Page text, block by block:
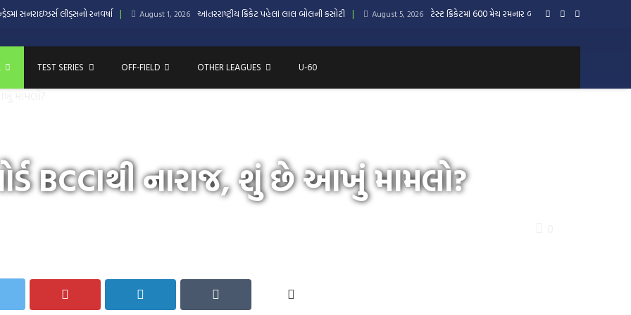
સનરાઇઝર્સ લીડ્સનો રનવર્ષા August 1, 2026 આંતરરાષ્ટ્રીય ક્રિકેટ પહેલાં લાલ બોલની કસોટી August 5, 2026 ટેસ્ટ ક્રિકેટમાં 600 મેચ રમનાર બનશે વિશ્વનો ત્રીજો દેશ
TEST SERIES OFF-FIELD OTHER LEAGUES U-60
મામલો?
BCCIથી નારાજ, શું છે આખું મામલો?